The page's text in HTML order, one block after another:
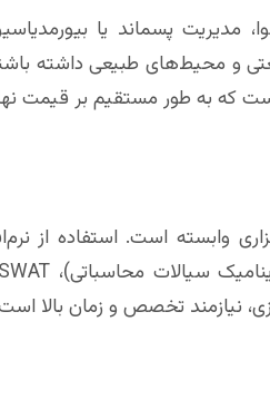
مدیریت پسماند یا
و محیط‌های طبیعی داشته
که به طور مستقیم بر قیمت
نیازمند تخصص و زمان بالا